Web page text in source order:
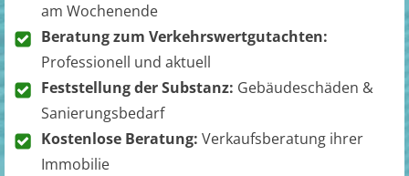
am Wochenende
Beratung zum Verkehrswertgutachten:
Professionell und aktuell
Feststellung der Substanz: Gebäudeschäden &
Sanierungsbedarf
Kostenlose Beratung: Verkaufsberatung ihrer
Immobilie